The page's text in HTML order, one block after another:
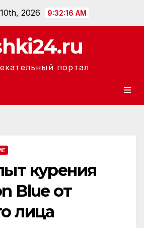
2026 9:32:16 AM
портал
курения
Blue от
лица